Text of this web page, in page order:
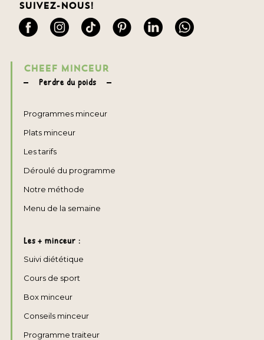
Suivez-nous!
CHEEF MINCEUR
Perdre du poids
Programmes minceur
Plats minceur
Les tarifs
Déroulé du programme
Notre méthode
Menu de la semaine
Les + minceur :
Suivi diététique
Cours de sport
Box minceur
Conseils minceur
Programme traiteur